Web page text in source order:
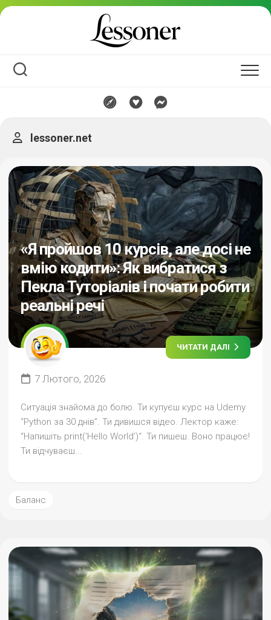
Перейти
lessoner.net
«Я пройшов 10 курсів, але досі не
вмію кодити»: Як вибратися з
Пекла Туторіалів і почати робити
реальні речі
ЧИТАТИ ДАЛІ
7 Лютого, 2026
Ситуація знайома до болю. Ти купуєш курс на Udemy
“Python за 30 днів”. Ти дивишся відео. Лектор каже:
“Напишіть print(‘Hello World’)“. Ти пишеш. Воно працює!
Ти відчуваєш...
Баланс